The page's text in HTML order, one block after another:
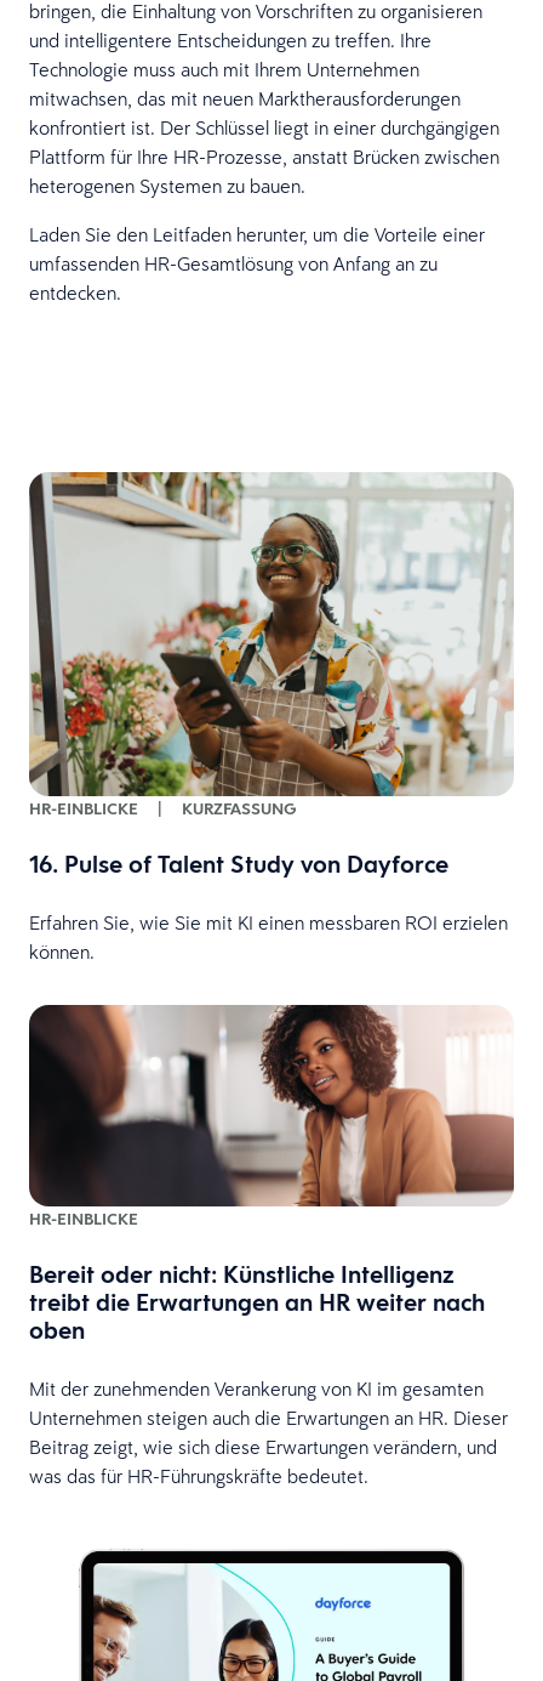
bringen, die Einhaltung von Vorschriften zu organisieren
und intelligentere Entscheidungen zu treffen. Ihre
Technologie muss auch mit Ihrem Unternehmen
mitwachsen, das mit neuen Marktherausforderungen
konfrontiert ist. Der Schlüssel liegt in einer durchgängigen
Plattform für Ihre HR-Prozesse, anstatt Brücken zwischen
heterogenen Systemen zu bauen.
Laden Sie den Leitfaden herunter, um die Vorteile einer
umfassenden HR-Gesamtlösung von Anfang an zu
entdecken.
HR-EINBLICKE | KURZFASSUNG
16. Pulse of Talent Study von Dayforce
Erfahren Sie, wie Sie mit KI einen messbaren ROI erzielen
können.
HR-EINBLICKE
Bereit oder nicht: Künstliche Intelligenz
treibt die Erwartungen an HR weiter nach
oben
Mit der zunehmenden Verankerung von KI im gesamten
Unternehmen steigen auch die Erwartungen an HR. Dieser
Beitrag zeigt, wie sich diese Erwartungen verändern, und
was das für HR-Führungskräfte bedeutet.